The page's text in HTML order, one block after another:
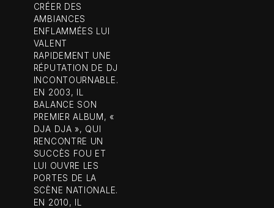
CRÉER DES
AMBIANCES
ENFLAMMÉES LUI
VALENT
RAPIDEMENT UNE
RÉPUTATION DE DJ
INCONTOURNABLE.
EN 2003, IL
BALANCE SON
PREMIER ALBUM, «
DJA DJA », QUI
RENCONTRE UN
SUCCÈS FOU ET
LUI OUVRE LES
PORTES DE LA
SCÈNE NATIONALE.
EN 2010, IL